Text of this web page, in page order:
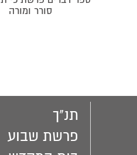
סורר ומורה
תנ"ך
פרשת שבוע